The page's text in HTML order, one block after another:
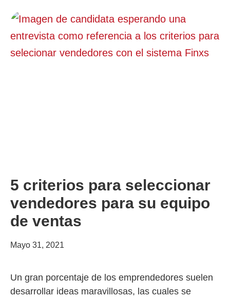
5 criterios para seleccionar
vendedores para su equipo
de ventas
Mayo 31, 2021
Un gran porcentaje de los emprendedores suelen
desarrollar ideas maravillosas, las cuales se